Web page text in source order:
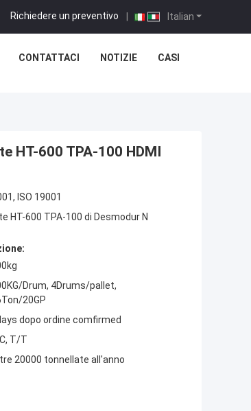
Italian
Richiedere un preventivo |
CONTATTACI NOTIZIE CASI
HT-600 TPA-100 HDMI
ISO 19001
HT-600 TPA-100 di Desmodur N
Drum, 4Drums/pallet,
20GP
dopo ordine comfirmed
T/T
20000 tonnellate all'anno